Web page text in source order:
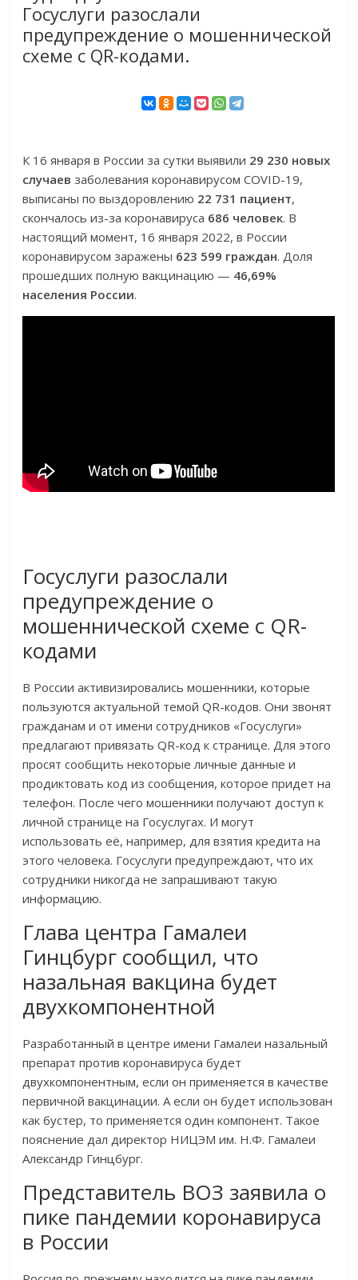
Госуслуги разослали
предупреждение о мошеннической
схеме с QR-кодами.
К 16 января в России за сутки выявили 29 230 новых
случаев заболевания коронавирусом COVID-19,
выписаны по выздоровлению 22 731 пациент,
скончалось из-за коронавируса 686 человек. В
настоящий момент, 16 января 2022, в России
коронавирусом заражены 623 599 граждан. Доля
прошедших полную вакцинацию — 46,69%
населения России.
Госуслуги разослали
предупреждение о
мошеннической схеме с QR-
кодами
В России активизировались мошенники, которые
пользуются актуальной темой QR-кодов. Они звонят
гражданам и от имени сотрудников «Госуслуги»
предлагают привязать QR-код к странице. Для этого
просят сообщить некоторые личные данные и
продиктовать код из сообщения, которое придет на
телефон. После чего мошенники получают доступ к
личной странице на Госуслугах. И могут
использовать её, например, для взятия кредита на
этого человека. Госуслуги предупреждают, что их
сотрудники никогда не запрашивают такую
информацию.
Глава центра Гамалеи
Гинцбург сообщил, что
назальная вакцина будет
двухкомпонентной
Разработанный в центре имени Гамалеи назальный
препарат против коронавируса будет
двухкомпонентным, если он применяется в качестве
первичной вакцинации. А если он будет использован
как бустер, то применяется один компонент. Такое
пояснение дал директор НИЦЭМ им. Н.Ф. Гамалеи
Александр Гинцбург.
Представитель ВОЗ заявила о
пике пандемии коронавируса
в России